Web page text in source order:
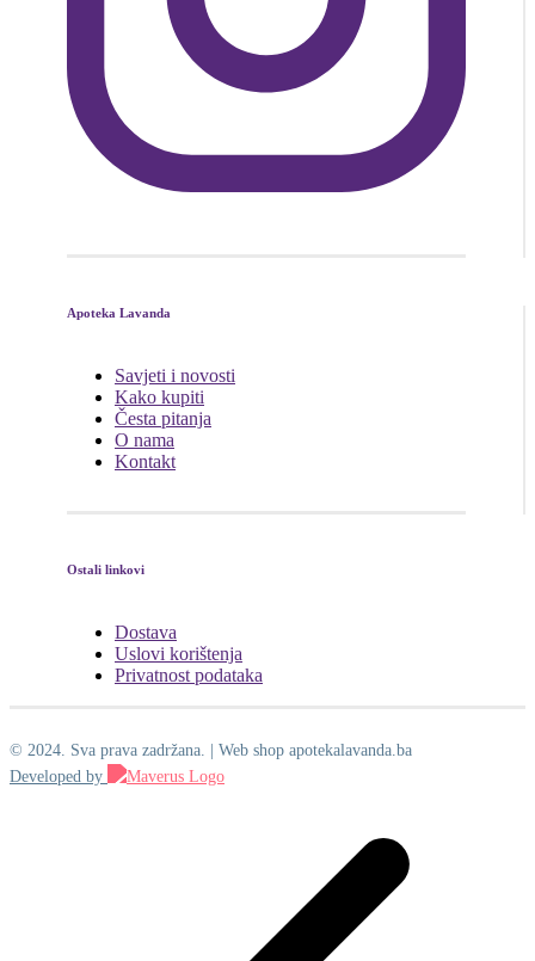
Apoteka Lavanda
Savjeti i novosti
Kako kupiti
Česta pitanja
O nama
Kontakt
Ostali linkovi
Dostava
Uslovi korištenja
Privatnost podataka
© 2024. Sva prava zadržana. | Web shop apotekalavanda.ba
Developed by